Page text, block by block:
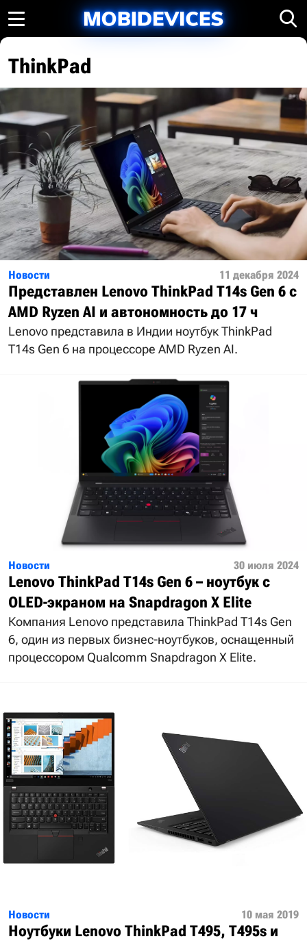
ThinkPad
Новости 11 декабря 2024
Представлен Lenovo ThinkPad T14s Gen 6 с
AMD Ryzen AI и автономность до 17 ч
Lenovo представила в Индии ноутбук ThinkPad
T14s Gen 6 на процессоре AMD Ryzen AI.
Новости 30 июля 2024
Lenovo ThinkPad T14s Gen 6 – ноутбук с
OLED-экраном на Snapdragon X Elite
Компания Lenovo представила ThinkPad T14s Gen
6, один из первых бизнес-ноутбуков, оснащенный
процессором Qualcomm Snapdragon X Elite.
Новости 10 мая 2019
Ноутбуки Lenovo ThinkPad T495, T495s и